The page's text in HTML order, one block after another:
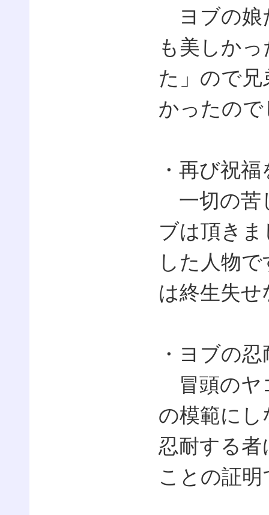
ヨブの娘
も美しか
た」ので
かったの
・再び祝
一切の苦
ブは頂き
した人物
は終生失
・ヨブの
冒頭のヤ
の模範に
忍耐する
ことの証